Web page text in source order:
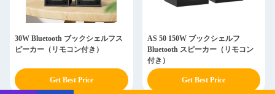
30W Bluetooth ブックシェルフス
ピーカー（リモコン付き）
Get Best Price
AS 50 150W ブックシェルフ
Bluetooth スピーカー（リモコン
付き）
Get Best Price